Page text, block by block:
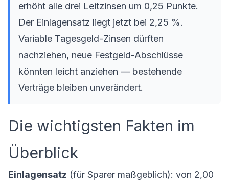
erhöht alle drei Leitzinsen um 0,25 Punkte.
Der Einlagensatz liegt jetzt bei 2,25 %.
Variable Tagesgeld-Zinsen dürften
nachziehen, neue Festgeld-Abschlüsse
könnten leicht anziehen — bestehende
Verträge bleiben unverändert.
Die wichtigsten Fakten im
Überblick
Einlagensatz (für Sparer maßgeblich): von 2,00